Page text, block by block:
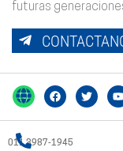
futuras
011 3987-1945